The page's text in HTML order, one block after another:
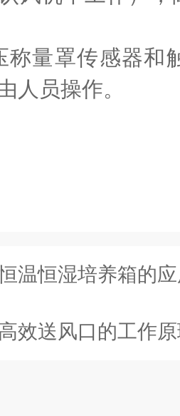
称量罩传感器和
人员操作。
温恒湿培养箱的
效送风口的工作